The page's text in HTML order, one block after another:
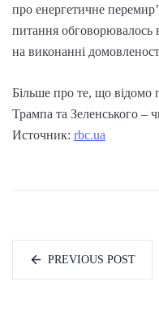
про енергетичне
питання обговорювалось
на виконанні
Більше про те, що відомо
Трампа та Зеленського –
Источник: rbc.ua
PREVIOUS POST